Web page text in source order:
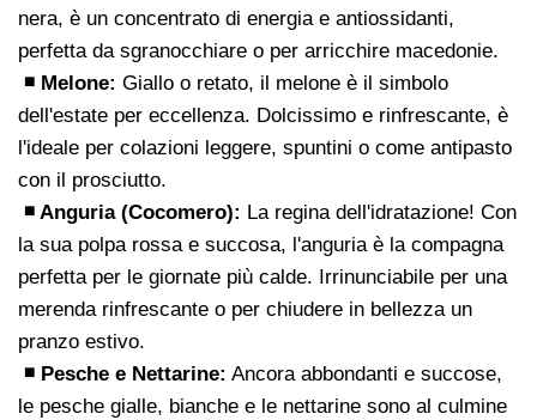
nera, è un concentrato di energia e antiossidanti,
perfetta da sgranocchiare o per arricchire macedonie.
◾ Melone: Giallo o retato, il melone è il simbolo
dell'estate per eccellenza. Dolcissimo e rinfrescante, è
l'ideale per colazioni leggere, spuntini o come antipasto
con il prosciutto.
◾ Anguria (Cocomero): La regina dell'idratazione! Con
la sua polpa rossa e succosa, l'anguria è la compagna
perfetta per le giornate più calde. Irrinunciabile per una
merenda rinfrescante o per chiudere in bellezza un
pranzo estivo.
◾ Pesche e Nettarine: Ancora abbondanti e succose,
le pesche gialle, bianche e le nettarine sono al culmine